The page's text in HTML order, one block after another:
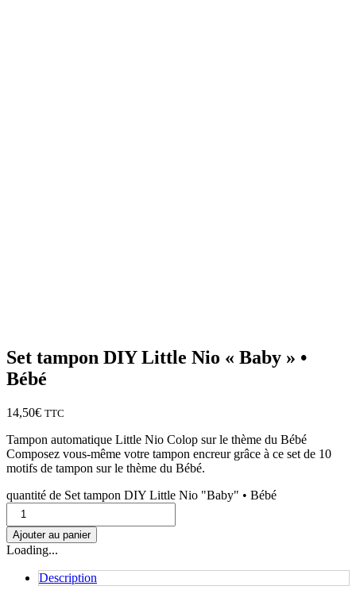
Set tampon DIY Little Nio « Baby » •
Bébé
14,50€ TTC
Tampon automatique Little Nio Colop sur le thème du Bébé
Composez vous-même votre tampon encreur grâce à ce set de 10
motifs de tampon sur le thème du Bébé.
quantité de Set tampon DIY Little Nio "Baby" • Bébé
Ajouter au panier
Loading...
Description